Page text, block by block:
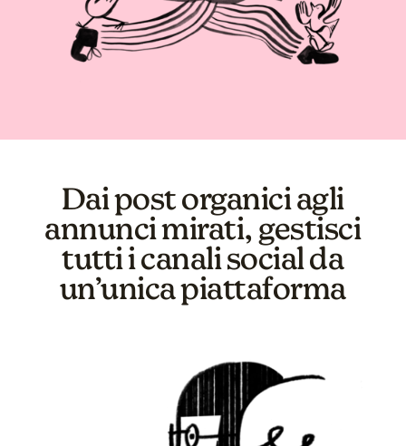
Dai post organici agli
annunci mirati, gestisci
tutti i canali social da
un’unica piattaforma